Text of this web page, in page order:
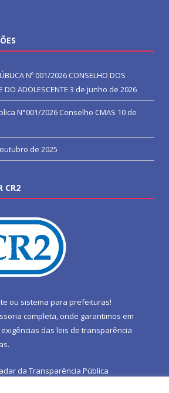
Nº 001/2026 CONSELHO DOS
DO ADOLESCENTE 3 de junho de 2026
N°001/2026 Conselho CMAS 10 de
de 2025
CR2
ou sistema para prefeituras!
completa, onde garantimos em
das leis de transparência
da Transparência Pública